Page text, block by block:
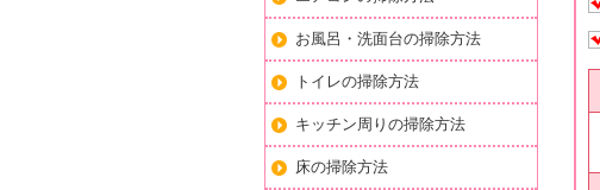
お風呂・洗面台の掃除方法
トイレの掃除方法
キッチン周りの掃除方法
床の掃除方法